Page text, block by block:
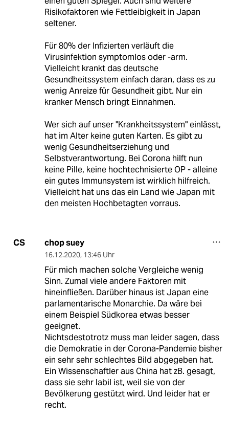
Risikofaktoren wie Fettleibigkeit in Japan
seltener.
Für 80% der Infizierten verläuft die
Virusinfektion symptomlos oder -arm.
Vielleicht krankt das deutsche
Gesundheitssystem einfach daran, dass es zu
wenig Anreize für Gesundheit gibt. Nur ein
kranker Mensch bringt Einnahmen.
Wer sich auf unser "Krankheitssystem" einlässt,
hat im Alter keine guten Karten. Es gibt zu
wenig Gesundheitserziehung und
Selbstverantwortung. Bei Corona hilft nun
keine Pille, keine hochtechnisierte OP - alleine
ein gutes Immunsystem ist wirklich hilfreich.
Vielleicht hat uns das ein Land wie Japan mit
den meisten Hochbetagten vorraus.
CS chop suey
16.12.2020, 13:46 Uhr
Für mich machen solche Vergleiche wenig
Sinn. Zumal viele andere Faktoren mit
hineinfließen. Darüber hinaus ist Japan eine
parlamentarische Monarchie. Da wäre bei
einem Beispiel Südkorea etwas besser
geeignet.
Nichtsdestotrotz muss man leider sagen, dass
die Demokratie in der Corona-Pandemie bisher
ein sehr sehr schlechtes Bild abgegeben hat.
Ein Wissenschaftler aus China hat zB. gesagt,
dass sie sehr labil ist, weil sie von der
Bevölkerung gestützt wird. Und leider hat er
recht.